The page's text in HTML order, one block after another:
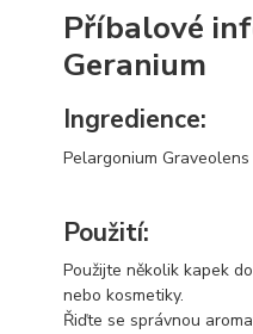
Příbalové
Geranium
Ingredience:
Pelargonium
Použití:
Použijte několik kapek
nebo kosmetiky.
Řiďte se správnou